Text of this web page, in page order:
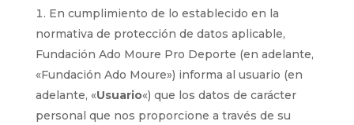
En cumplimiento de lo establecido en la
normativa de protección de datos aplicable,
Fundación Ado Moure Pro Deporte (en adelante,
«Fundación Ado Moure») informa al usuario (en
adelante, «Usuario«) que los datos de carácter
personal que nos proporcione a través de su